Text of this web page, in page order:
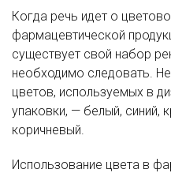
Когда речь идет о
фармацевтической
существует свой набор
необходимо следовать.
цветов, используемых в
упаковки, — белый, синий,
коричневый.
Использование цвета в